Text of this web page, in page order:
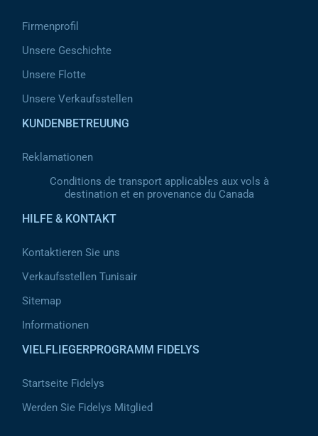
Firmenprofil
Unsere Geschichte
Unsere Flotte
Unsere Verkaufsstellen
KUNDENBETREUUNG
Reklamationen
Conditions de transport applicables aux vols à
destination et en provenance du Canada
HILFE & KONTAKT
Kontaktieren Sie uns
Verkaufsstellen Tunisair
Sitemap
Informationen
VIELFLIEGERPROGRAMM FIDELYS
Startseite Fidelys
Werden Sie Fidelys Mitglied